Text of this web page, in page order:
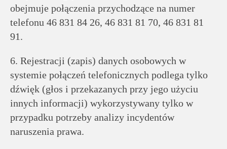
obejmuje połączenia przychodzące na numer
telefonu 46 831 84 26, 46 831 81 70, 46 831 81
91.
6. Rejestracji (zapis) danych osobowych w
systemie połączeń telefonicznych podlega tylko
dźwięk (głos i przekazanych przy jego użyciu
innych informacji) wykorzystywany tylko w
przypadku potrzeby analizy incydentów
naruszenia prawa.